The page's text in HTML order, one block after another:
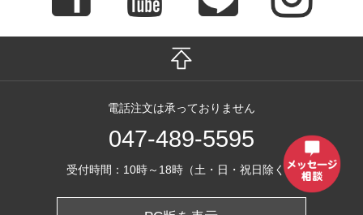
電話注文は承っておりません
047-489-5595
受付時間：10時～18時（土・日・祝日除く）